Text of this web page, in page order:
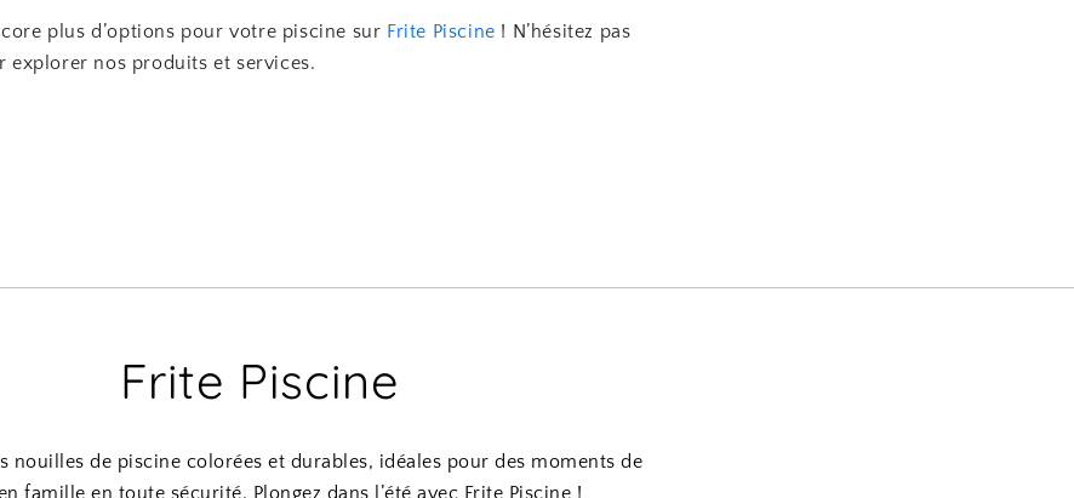
plus d’options pour votre piscine sur Frite Piscine ! N’hésitez pas
explorer nos produits et services.
Frite Piscine
nouilles de piscine colorées et durables, idéales pour des moments de
famille en toute sécurité. Plongez dans l’été avec Frite Piscine !